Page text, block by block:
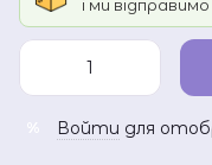
і ми
Войти для